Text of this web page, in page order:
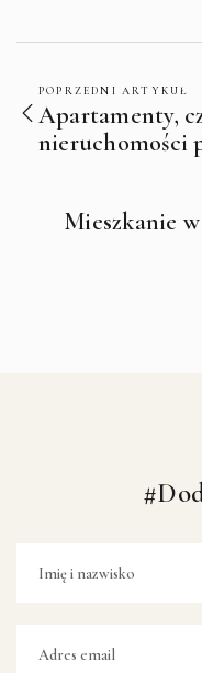
POPRZEDNI ARTYKUŁ
Apartamenty,
nieruchomości
Mieszkanie